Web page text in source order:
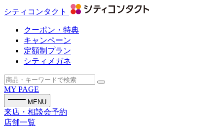
シティコンタクト
クーポン・特典
キャンペーン
定額制プラン
シティメガネ
MY PAGE
MENU
来店・相談会予約
店舗一覧